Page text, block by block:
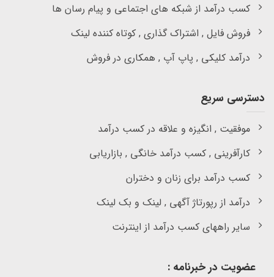
کسب درآمد از شبکه های اجتماعی و پیام رسان ها
فروش فایل , اشتراک گذاری , کوتاه کننده لینک
درآمد کلیکی , پاپ آپ , همکاری در فروش
دسترسی سریع
موفقیت , انگیزه و علاقه در کسب درآمد
کارآفرینی , کسب درآمد خانگی , بازاریابی
کسب درآمد برای زنان و دختران
درآمد از رپورتاژ آگهی , لینک و بک لینک
سایر راههای کسب درآمد از اینترنت
عضویت در خبرنامه :